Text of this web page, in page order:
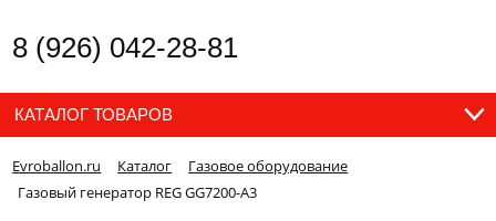
8 (926) 042-28-81
КАТАЛОГ ТОВАРОВ
Evroballon.ru Каталог
Газовое оборудование
Газовый генератор REG GG7200-А3